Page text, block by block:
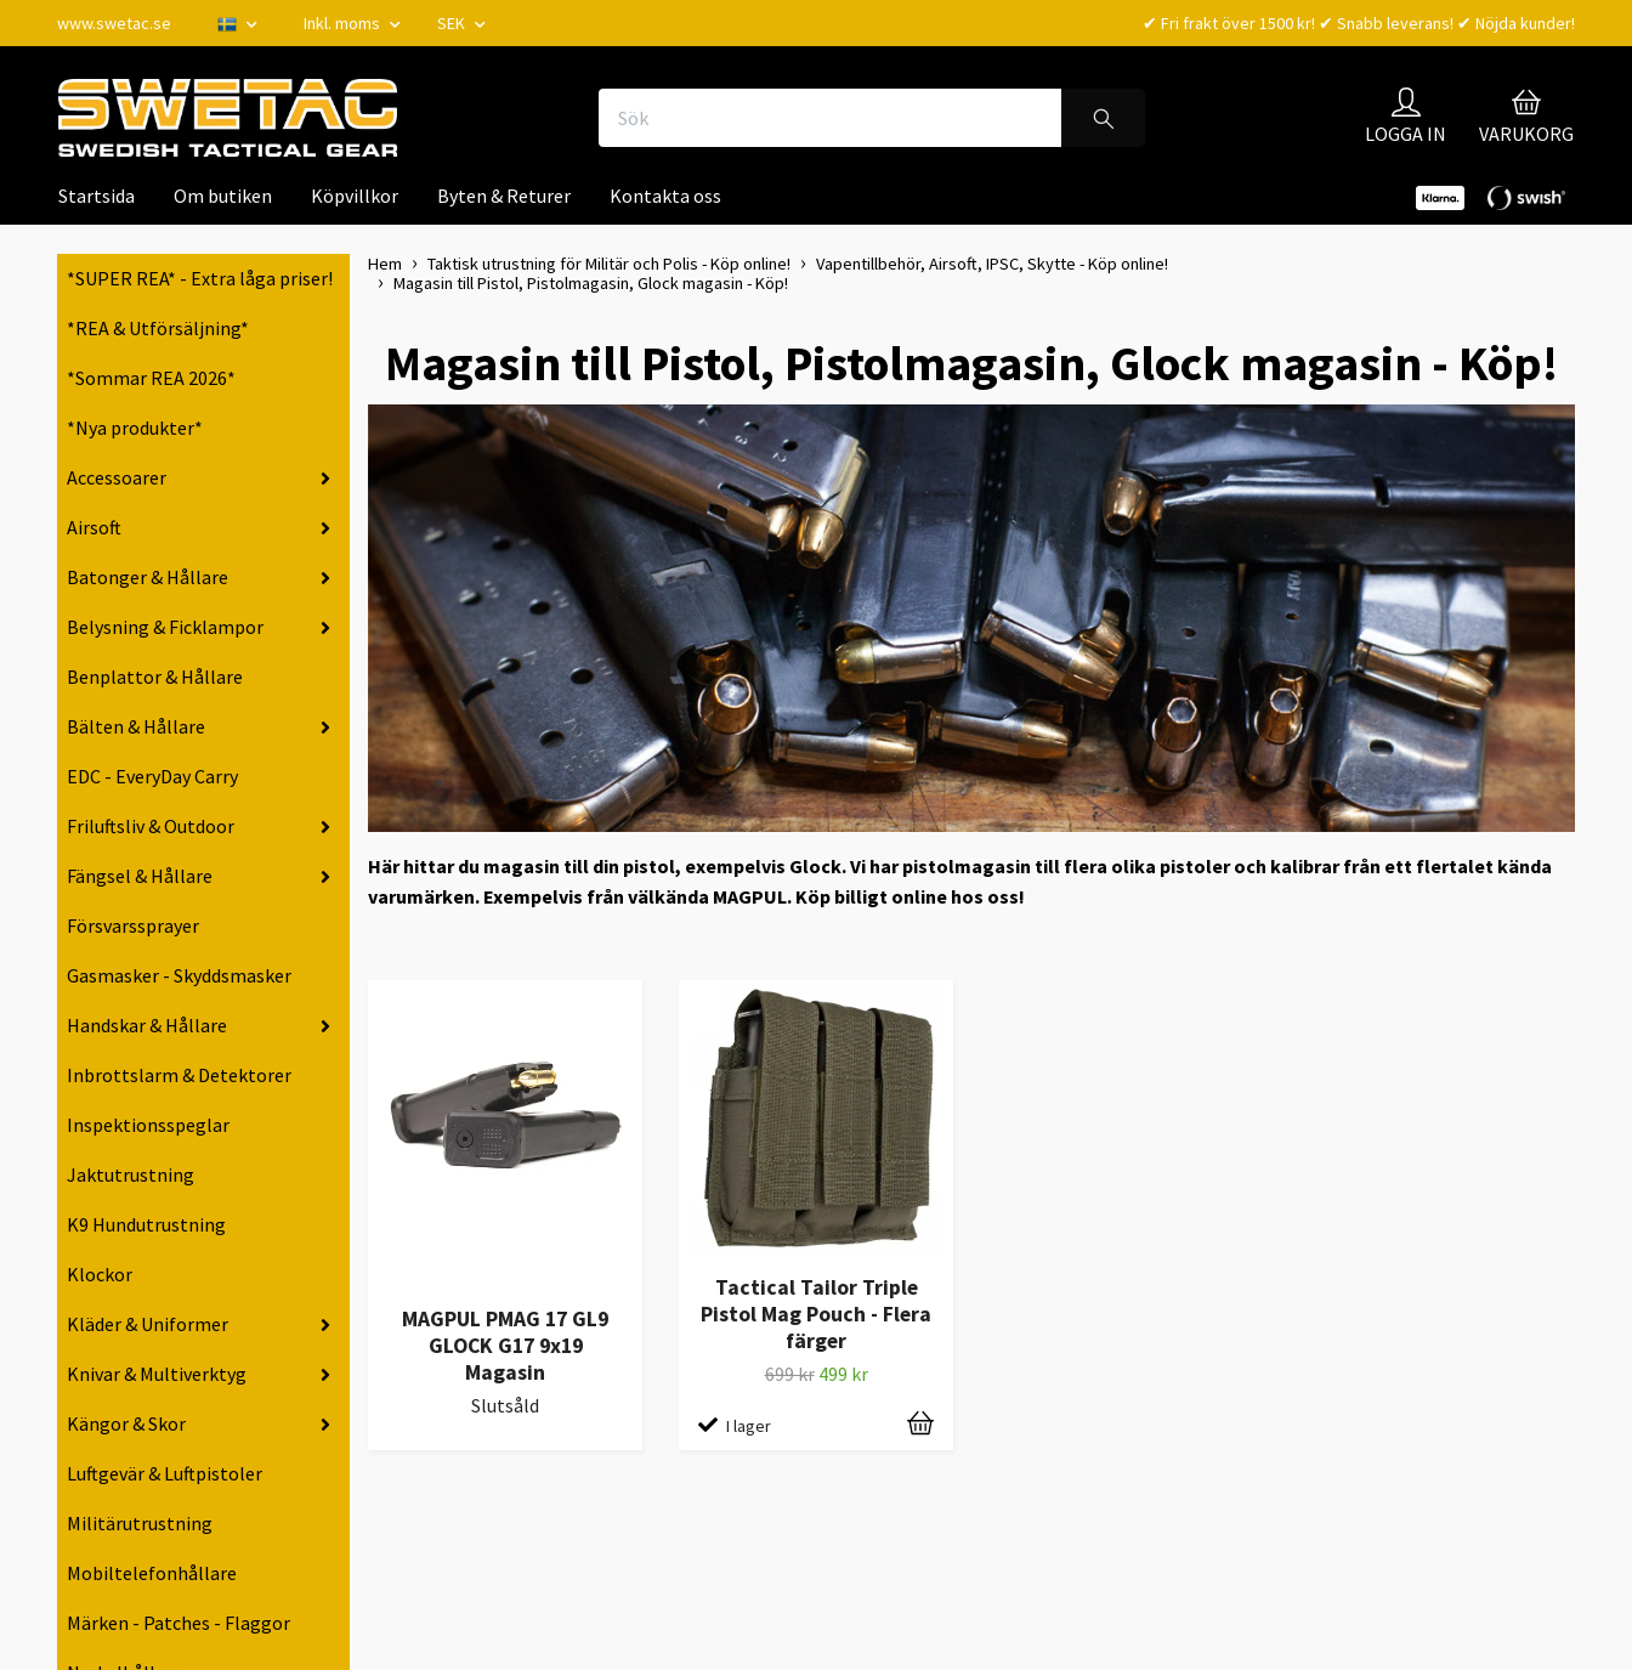
www.swetac.se Inkl. moms SEK ✔ Fri frakt över 1500 kr! ✔ Snabb leverans! ✔ Nöjda kunder!
LOGGA IN VARUKORG
Startsida Om butiken Köpvillkor Byten & Returer Kontakta oss
*SUPER REA* - Extra låga priser!
*REA & Utförsäljning*
*Sommar REA 2026*
*Nya produkter*
Accessoarer
Airsoft
Batonger & Hållare
Belysning & Ficklampor
Benplattor & Hållare
Bälten & Hållare
EDC - EveryDay Carry
Friluftsliv & Outdoor
Fängsel & Hållare
Försvarssprayer
Gasmasker - Skyddsmasker
Handskar & Hållare
Inbrottslarm & Detektorer
Inspektionsspeglar
Jaktutrustning
K9 Hundutrustning
Klockor
Kläder & Uniformer
Knivar & Multiverktyg
Kängor & Skor
Luftgevär & Luftpistoler
Militärutrustning
Mobiltelefonhållare
Märken - Patches - Flaggor
Hem Taktisk utrustning för Militär och Polis - Köp online!
Vapentillbehör, Airsoft, IPSC, Skytte - Köp online!
Magasin till Pistol, Pistolmagasin, Glock magasin - Köp!
Magasin till Pistol, Pistolmagasin, Glock magasin - Köp!
Här hittar du magasin till din pistol, exempelvis Glock. Vi har pistolmagasin till flera olika pistoler och kalibrar från ett flertalet kända
varumärken. Exempelvis från välkända MAGPUL. Köp billigt online hos oss!
MAGPUL PMAG 17 GL9
GLOCK G17 9x19
Magasin
Slutsåld
Tactical Tailor Triple
Pistol Mag Pouch - Flera
färger
699 kr 499 kr
I lager